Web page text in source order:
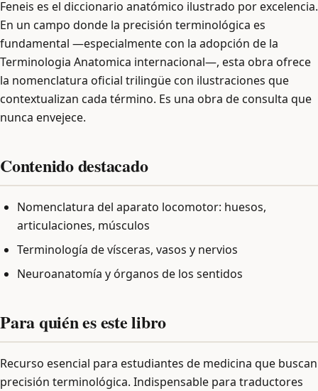
Feneis es el diccionario anatómico ilustrado por excelencia.
En un campo donde la precisión terminológica es
fundamental —especialmente con la adopción de la
Terminologia Anatomica internacional—, esta obra ofrece
la nomenclatura oficial trilingüe con ilustraciones que
contextualizan cada término. Es una obra de consulta que
nunca envejece.
Contenido destacado
Nomenclatura del aparato locomotor: huesos,
articulaciones, músculos
Terminología de vísceras, vasos y nervios
Neuroanatomía y órganos de los sentidos
Para quién es este libro
Recurso esencial para estudiantes de medicina que buscan
precisión terminológica. Indispensable para traductores